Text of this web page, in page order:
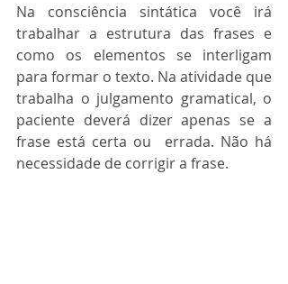
Na consciência sintática você irá
trabalhar a estrutura das frases e
como os elementos se interligam
para formar o texto. Na atividade que
trabalha o julgamento gramatical, o
paciente deverá dizer apenas se a
frase está certa ou  errada. Não há
necessidade de corrigir a frase.